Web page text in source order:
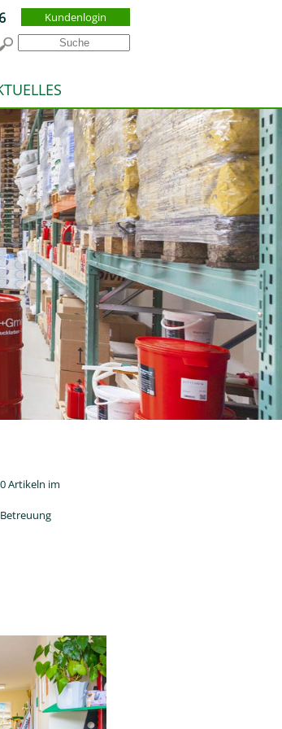
Kundenlogin
Artikeln im